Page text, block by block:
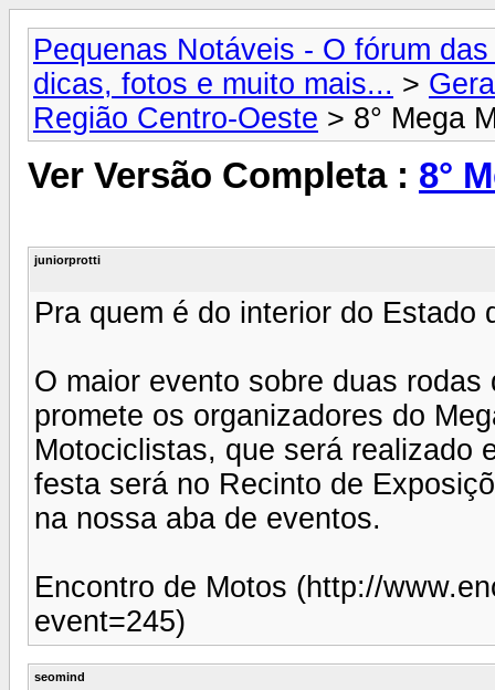
Pequenas Notáveis - O fórum
dicas, fotos e muito mais... >
Região Centro-Oeste > 8° Mega
Ver Versão Completa : 8°
juniorprotti
Pra quem é do interior do Estado
O maior evento sobre duas
promete os organizadores do
Motociclistas, que será realizado
festa será no Recinto de
na nossa aba de eventos.
Encontro de Motos (http://
event=245)
seomind